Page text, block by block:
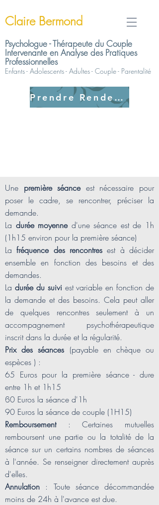
Claire Bermond
Psychologue - Thérapeute du Couple
Intervenante en Analyse des Pratiques
Professionnelles
Enfants - Adolescents - Adultes- Couple - Parentalité
Prendre Rendez-vous
Une première séanceest nécessaire pour
poser le cadre, se rencontrer, préciser la
demande.
La durée moyenned'une séance est de 1h
(1h15 environ pour la première séance)
Lafréquence des rencontres est à décider
ensemble en fonction des besoins et des
demandes.
La durée du suiviest variable en fonction de
la demande et des besoins. Cela peut aller
de quelques rencontres seulement à un
accompagnement psychothérapeutique
inscrit dans la durée et la régularité.
Prix des séances (payable en chèque ou
espèces ) :
65 Euros pour la première séance - dure
entre 1h et 1h15
60 Euros la séance d'1h
90 Euros la séance de couple (1H15)
Remboursement
: Certaines mutuelles
remboursent une partie ou la totalité de la
séance sur un certains nombres de séances
à l'année. Se renseigner directement auprès
d'elles.
Annulation : Toute séance décommandée
moins de 24h à l'avance est due.